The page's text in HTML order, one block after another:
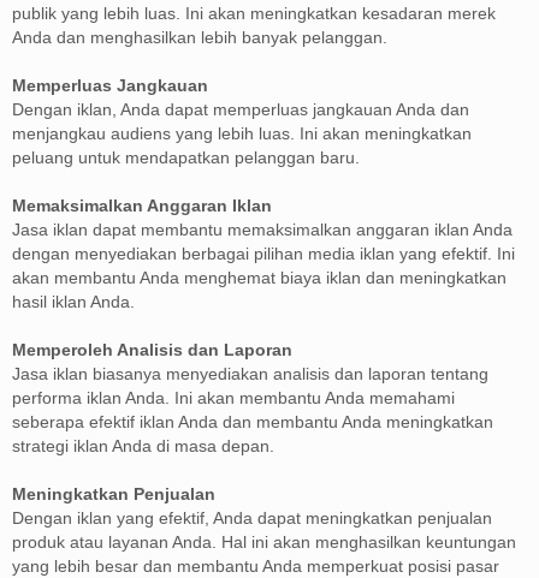
publik yang lebih luas. Ini akan meningkatkan kesadaran merek
Anda dan menghasilkan lebih banyak pelanggan.
Memperluas Jangkauan
Dengan iklan, Anda dapat memperluas jangkauan Anda dan
menjangkau audiens yang lebih luas. Ini akan meningkatkan
peluang untuk mendapatkan pelanggan baru.
Memaksimalkan Anggaran Iklan
Jasa iklan dapat membantu memaksimalkan anggaran iklan Anda
dengan menyediakan berbagai pilihan media iklan yang efektif. Ini
akan membantu Anda menghemat biaya iklan dan meningkatkan
hasil iklan Anda.
Memperoleh Analisis dan Laporan
Jasa iklan biasanya menyediakan analisis dan laporan tentang
performa iklan Anda. Ini akan membantu Anda memahami
seberapa efektif iklan Anda dan membantu Anda meningkatkan
strategi iklan Anda di masa depan.
Meningkatkan Penjualan
Dengan iklan yang efektif, Anda dapat meningkatkan penjualan
produk atau layanan Anda. Hal ini akan menghasilkan keuntungan
yang lebih besar dan membantu Anda memperkuat posisi pasar